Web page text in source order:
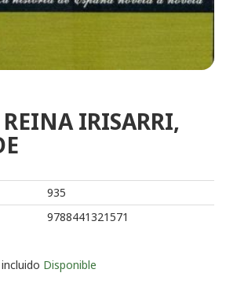
IRISARRI,
935
9788441321571
Disponible